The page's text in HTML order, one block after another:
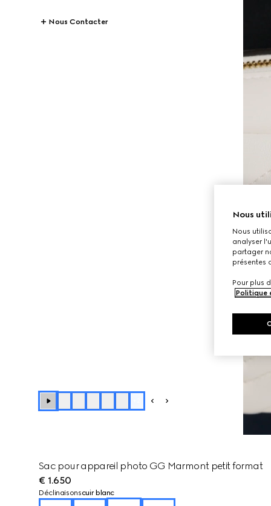
Nous Contacter
Sac pour appareil photo GG Marmont petit format
€ 1.650
Déclinaisonscuir blanc
Nous
Nous
analyser
partager
présentes
Pour plus
Politique